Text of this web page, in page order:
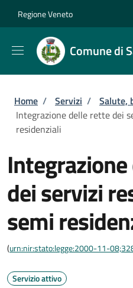
Regione Veneto
Comune di
Briciole di
Home / Servizi / Salute,
Integrazione delle rette dei
residenziali
dei servizi
semi
(urn:nir:stato:legge:2000-11-
Servizio attivo